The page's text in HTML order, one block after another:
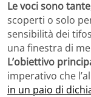
Le voci sono tante
scoperti o solo
sensibilità dei
una finestra di
L’obiettivo
imperativo che
in un paio di